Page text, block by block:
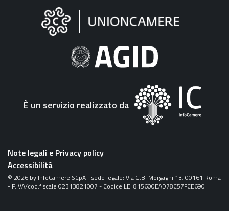
"Fattura
Elettronica"
È un servizio realizzato da
Note legali e Privacy policy
Accessibilità
© 2026 by InfoCamere SCpA - sede legale: Via G.B. Morgagni 13, 00161 Roma
- P.IVA/cod.fiscale 02313821007 - Codice LEI 815600EAD78C57FCE690